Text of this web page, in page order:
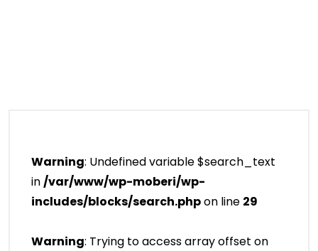
Warning: Undefined variable $search_text
in/var/www/wp-moberi/wp-
includes/blocks/search.phpon line 29
Warning: Trying to access array offset on